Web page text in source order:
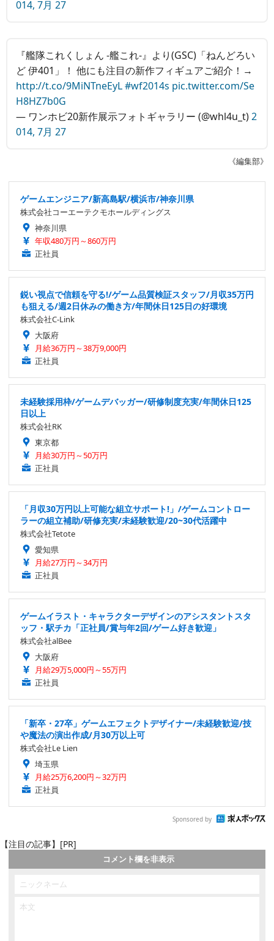
014, 7月 27
『艦隊これくしょん ‐艦これ‐』より(GSC)「ねんどろい
ど 伊401」！ 他にも注目の新作フィギュアご紹介！→
http://t.co/9MiNTneEyL#wf2014s pic.twitter.com/Se
H8HZ7b0G
— ワンホビ20新作展示フォトギャラリー (@whl4u_t)2
014, 7月 27
《編集部》
ゲームエンジニア/新高島駅/横浜市/神奈川県
株式会社コーエーテクモホールディングス
神奈川県
年収480万円～860万円
正社員
鋭い視点で信頼を守る!/ゲーム品質検証スタッフ/月収35万円
も狙える/週2日休みの働き方/年間休日125日の好環境
株式会社C-Link
大阪府
月給36万円～38万9,000円
正社員
未経験採用枠/ゲームデバッガー/研修制度充実/年間休日125
日以上
株式会社RK
東京都
月給30万円～50万円
正社員
「月収30万円以上可能な組立サポート!」/ゲームコントロー
ラーの組立補助/研修充実/未経験歓迎/20~30代活躍中
株式会社Tetote
愛知県
月給27万円～34万円
正社員
ゲームイラスト・キャラクターデザインのアシスタントスタ
ッフ・駅チカ「正社員/賞与年2回/ゲーム好き歓迎」
株式会社alBee
大阪府
月給29万5,000円～55万円
正社員
「新卒・27卒」ゲームエフェクトデザイナー/未経験歓迎/技
や魔法の演出作成/月30万以上可
株式会社Le Lien
埼玉県
月給25万6,200円～32万円
正社員
Sponsored by
【注目の記事】[PR]
コメント欄を非表示